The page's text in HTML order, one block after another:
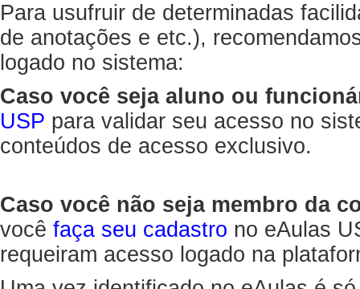
Para usufruir de determinadas
de anotações e etc.),
logado no sistema:
Caso você seja aluno ou
USP para validar seu acesso no
conteúdos de acesso exclusivo.
Caso você não seja membro da
você faça seu cadastro no eAulas
requeiram acesso logado na